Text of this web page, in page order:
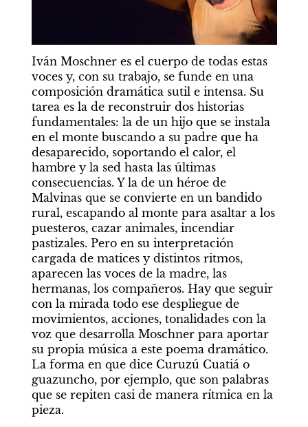
Iván Moschner es el cuerpo de todas estas
voces y, con su trabajo, se funde en una
composición dramática sutil e intensa. Su
tarea es la de reconstruir dos historias
fundamentales: la de un hijo que se instala
en el monte buscando a su padre que ha
desaparecido, soportando el calor, el
hambre y la sed hasta las últimas
consecuencias. Y la de un héroe de
Malvinas que se convierte en un bandido
rural, escapando al monte para asaltar a los
puesteros, cazar animales, incendiar
pastizales. Pero en su interpretación
cargada de matices y distintos ritmos,
aparecen las voces de la madre, las
hermanas, los compañeros. Hay que seguir
con la mirada todo ese despliegue de
movimientos, acciones, tonalidades con la
voz que desarrolla Moschner para aportar
su propia música a este poema dramático.
La forma en que dice Curuzú Cuatiá o
guazuncho, por ejemplo, que son palabras
que se repiten casi de manera rítmica en la
pieza.